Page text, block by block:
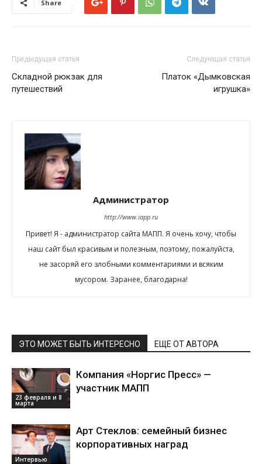
Share
Предыдущая статья
Складной рюкзак для
путешествий
Следующая статья
Платок «Дымковская
игрушка»
Администратор
http://www.iapp.ru
Привет! Я - администратор сайта МАПП. Я очень хочу, чтобы
наш сайт был красивым и полезным, поэтому, пожалуйста,
не засоряй его злобными комментариями и всяким
мусором. Заранее, благодарна!
ЭТО МОЖЕТ БЫТЬ ИНТЕРЕСНО ЕЩЕ ОТ АВТОРА
23 февраля и 8
марта
Компания «Норгис Пресс» —
участник МАПП
Интервью
Арт Стеклов: семейный бизнес
корпоративных наград